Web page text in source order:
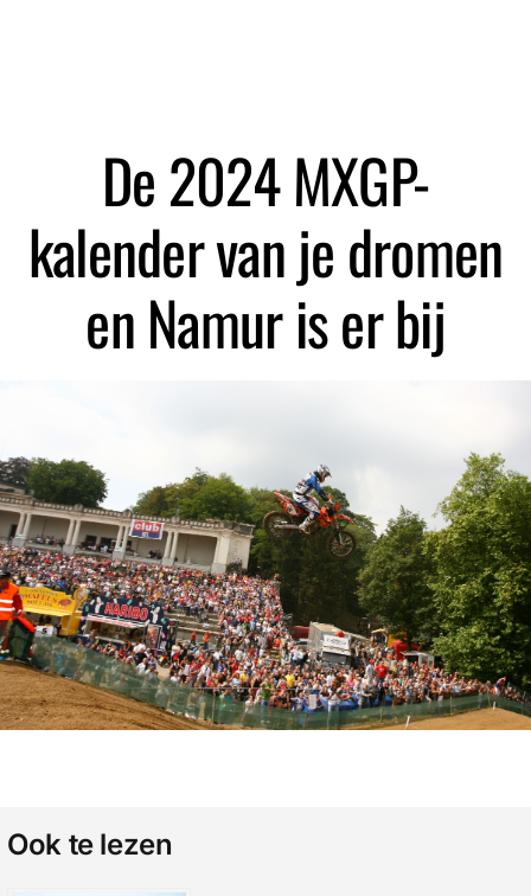
De 2024 MXGP-
kalender van je dromen
en Namur is er bij
Ook te lezen